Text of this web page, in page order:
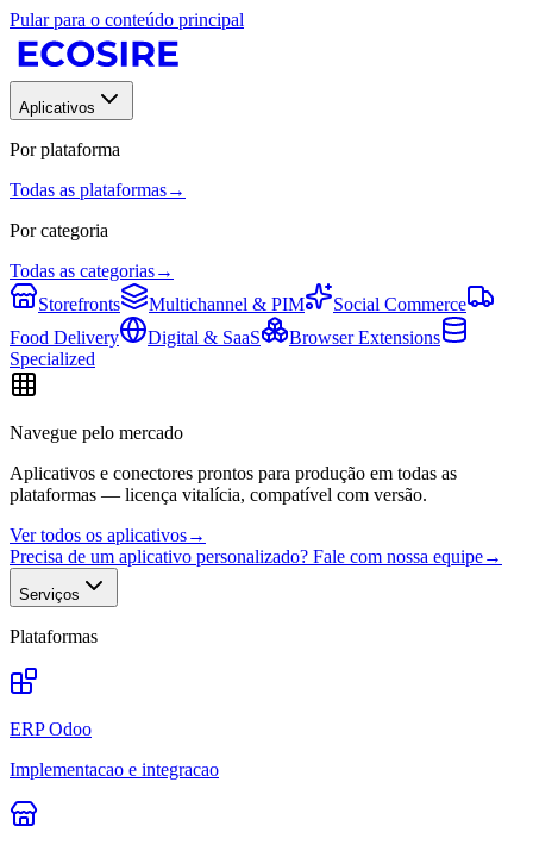
Pular para o conteúdo principal
Aplicativos
Por plataforma
Todas as plataformas→
Por categoria
Todas as categorias→
Storefronts
Multichannel & PIM
Social Commerce
Food Delivery
Digital & SaaS
Browser Extensions
Specialized
Navegue pelo mercado
Aplicativos e conectores prontos para produção em todas as
plataformas — licença vitalícia, compatível com versão.
Ver todos os aplicativos→
Precisa de um aplicativo personalizado? Fale com nossa equipe→
Serviços
Plataformas
ERP Odoo
Implementacao e integracao